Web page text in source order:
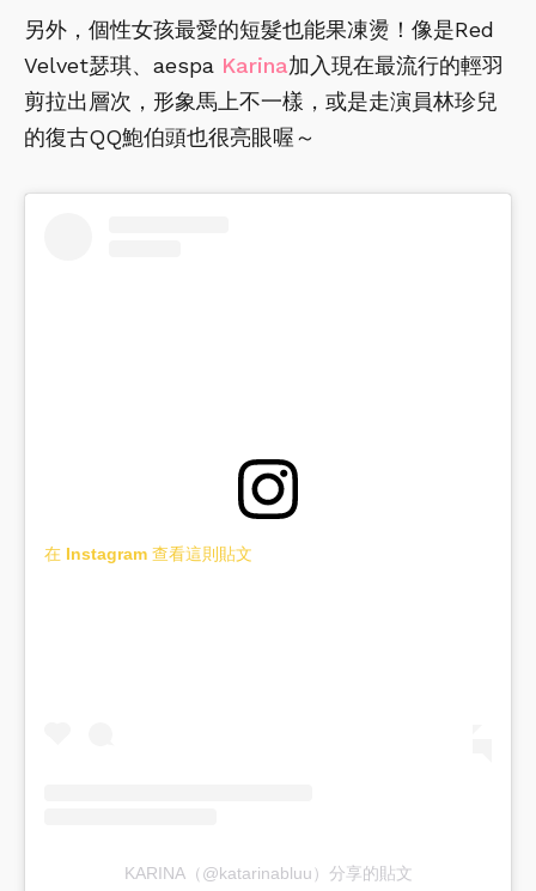
另外，個性女孩最愛的短髮也能果凍燙！像是Red
Velvet瑟琪、aespa Karina加入現在最流行的輕羽
剪拉出層次，形象馬上不一樣，或是走演員林珍兒
的復古QQ鮑伯頭也很亮眼喔～
在 Instagram 查看這則貼文
KARINA（@katarinabluu）分享的貼文